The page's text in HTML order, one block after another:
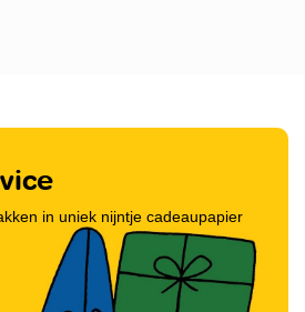
in uniek nijntje cadeaupapier